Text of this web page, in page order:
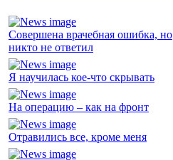
Совершена врачебная ошибка, но
никто не ответил
Я научилась кое-что скрывать
На операцию – как на фронт
Отравились все, кроме меня